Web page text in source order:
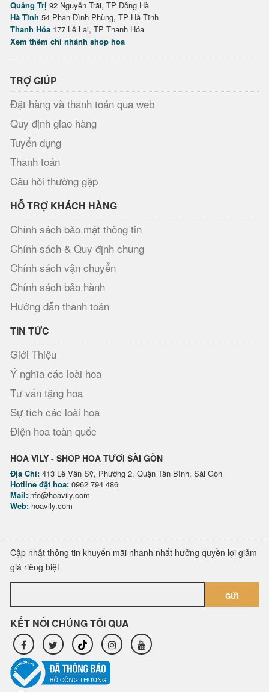
Quảng Trị 92 Nguyễn Trãi, TP Đông Hà
Hà Tĩnh 54 Phan Đình Phùng, TP Hà Tĩnh
Thanh Hóa 177 Lê Lai, TP Thanh Hóa
Xem thêm chi nhánh shop hoa
TRỢ GIÚP
Đặt hàng và thanh toán qua web
Quy định giao hàng
Tuyển dụng
Thanh toán
Câu hỏi thường gặp
HỖ TRỢ KHÁCH HÀNG
Chính sách bảo mật thông tin
Chính sách & Quy định chung
Chính sách vận chuyển
Chính sách bảo hành
Hướng dẫn thanh toán
TIN TỨC
Giới Thiệu
Ý nghĩa các loài hoa
Tư vấn tặng hoa
Sự tích các loài hoa
Điện hoa toàn quốc
HOA VILY - SHOP HOA TƯƠI SÀI GÒN
Địa Chỉ: 413 Lê Văn Sỹ, Phường 2, Quận Tân Bình, Sài Gòn
Hotline đặt hoa: 0962 794 486
Mail:info@hoavily.com
Web: hoavily.com
Cập nhật thông tin khuyến mãi nhanh nhất hưởng quyền lợi giảm
giá riêng biệt
GỬI
KẾT NỐI CHÚNG TÔI QUA